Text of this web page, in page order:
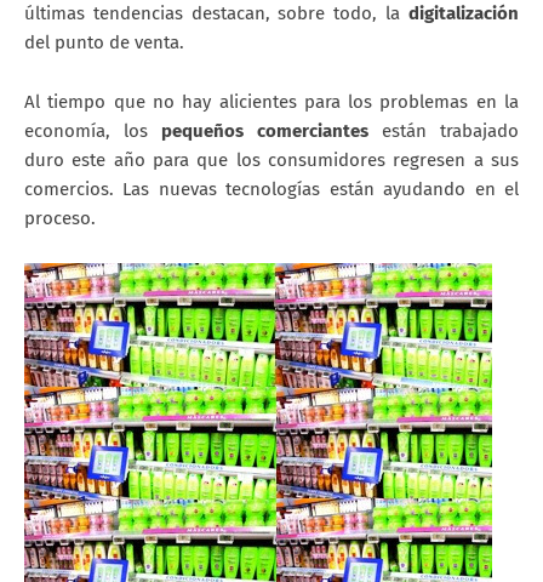
últimas tendencias destacan, sobre todo, la digitalización
del punto de venta.
Al tiempo que no hay alicientes para los problemas en la
economía, los pequeños comerciantes están trabajado
duro este año para que los consumidores regresen a sus
comercios. Las nuevas tecnologías están ayudando en el
proceso.